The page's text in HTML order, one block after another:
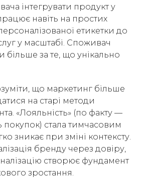
інтегрувати продукт у
навіть на простих
етикетки до
у масштабі. Споживач
більше за те, що унікально
що маркетинг більше
на старі методи
«Лояльність» (по факту —
покупок) стала тимчасовим
зникає при зміні контексту.
бренду через довіру,
створює фундамент
зростання.